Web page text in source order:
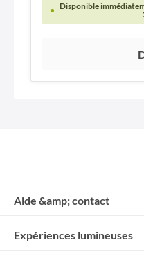
Disponible
Aide &amp; contact
Expériences lumineuses